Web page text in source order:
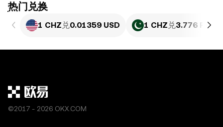
ִִִִִִִִִִִִִִִִִִִִִִִִִִִִִִִִִִִִִִִִִִִִִִִִ热门兑换
1 CHZ 兑0.01359 USD 1 CHZ 兑3.776 PKR
©2017 - 2026 OKX.COM